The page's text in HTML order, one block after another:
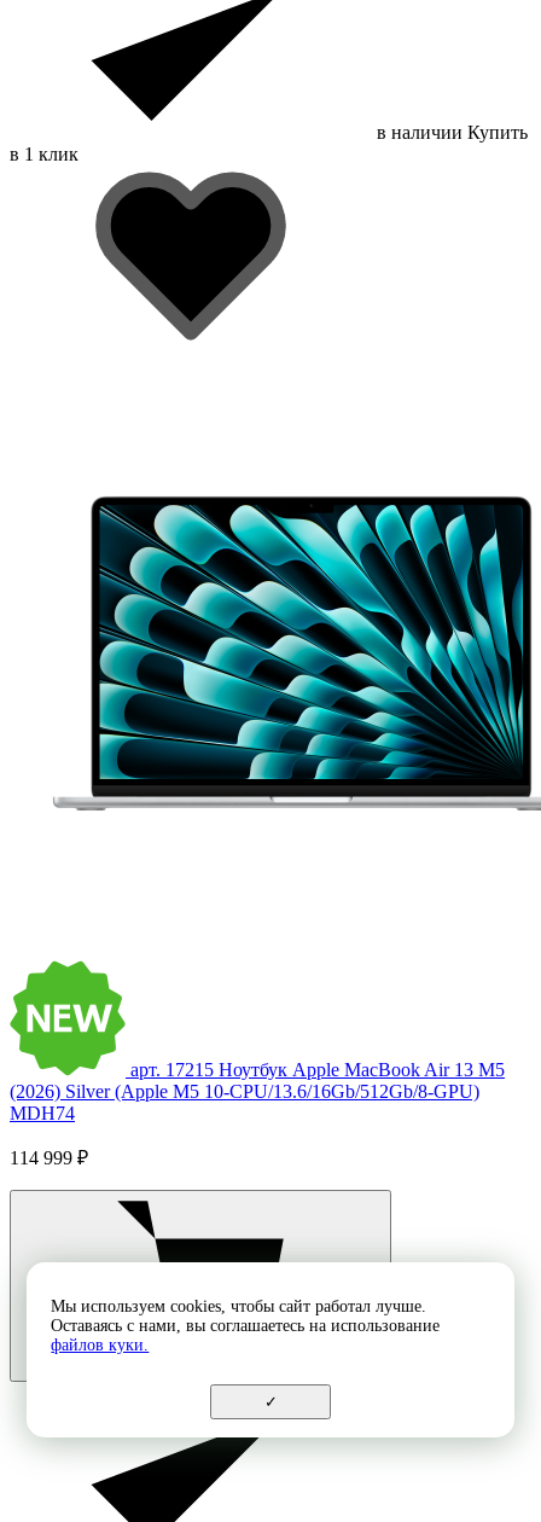
в наличии Купить
в 1 клик
арт. 17215 Ноутбук Apple MacBook Air 13 M5
(2026) Silver (Apple M5 10-CPU/13.6/16Gb/512Gb/8-GPU)
MDH74
114 999 ₽
Мы используем cookies, чтобы сайт работал лучше.
Оставаясь с нами, вы соглашаетесь на использование
файлов куки.
✓